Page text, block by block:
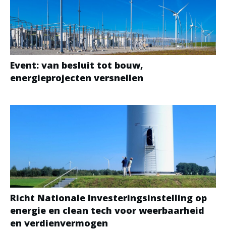
Event: van besluit tot bouw,
energieprojecten versnellen
Richt Nationale Investeringsinstelling op
energie en clean tech voor weerbaarheid
en verdienvermogen